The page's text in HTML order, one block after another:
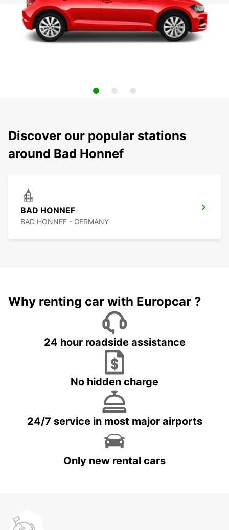
Discover our popular stations
around Bad Honnef
BAD HONNEF
BAD HONNEF - GERMANY
Why renting car with Europcar ?
24 hour roadside assistance
No hidden charge
24/7 service in most major airports
Only new rental cars